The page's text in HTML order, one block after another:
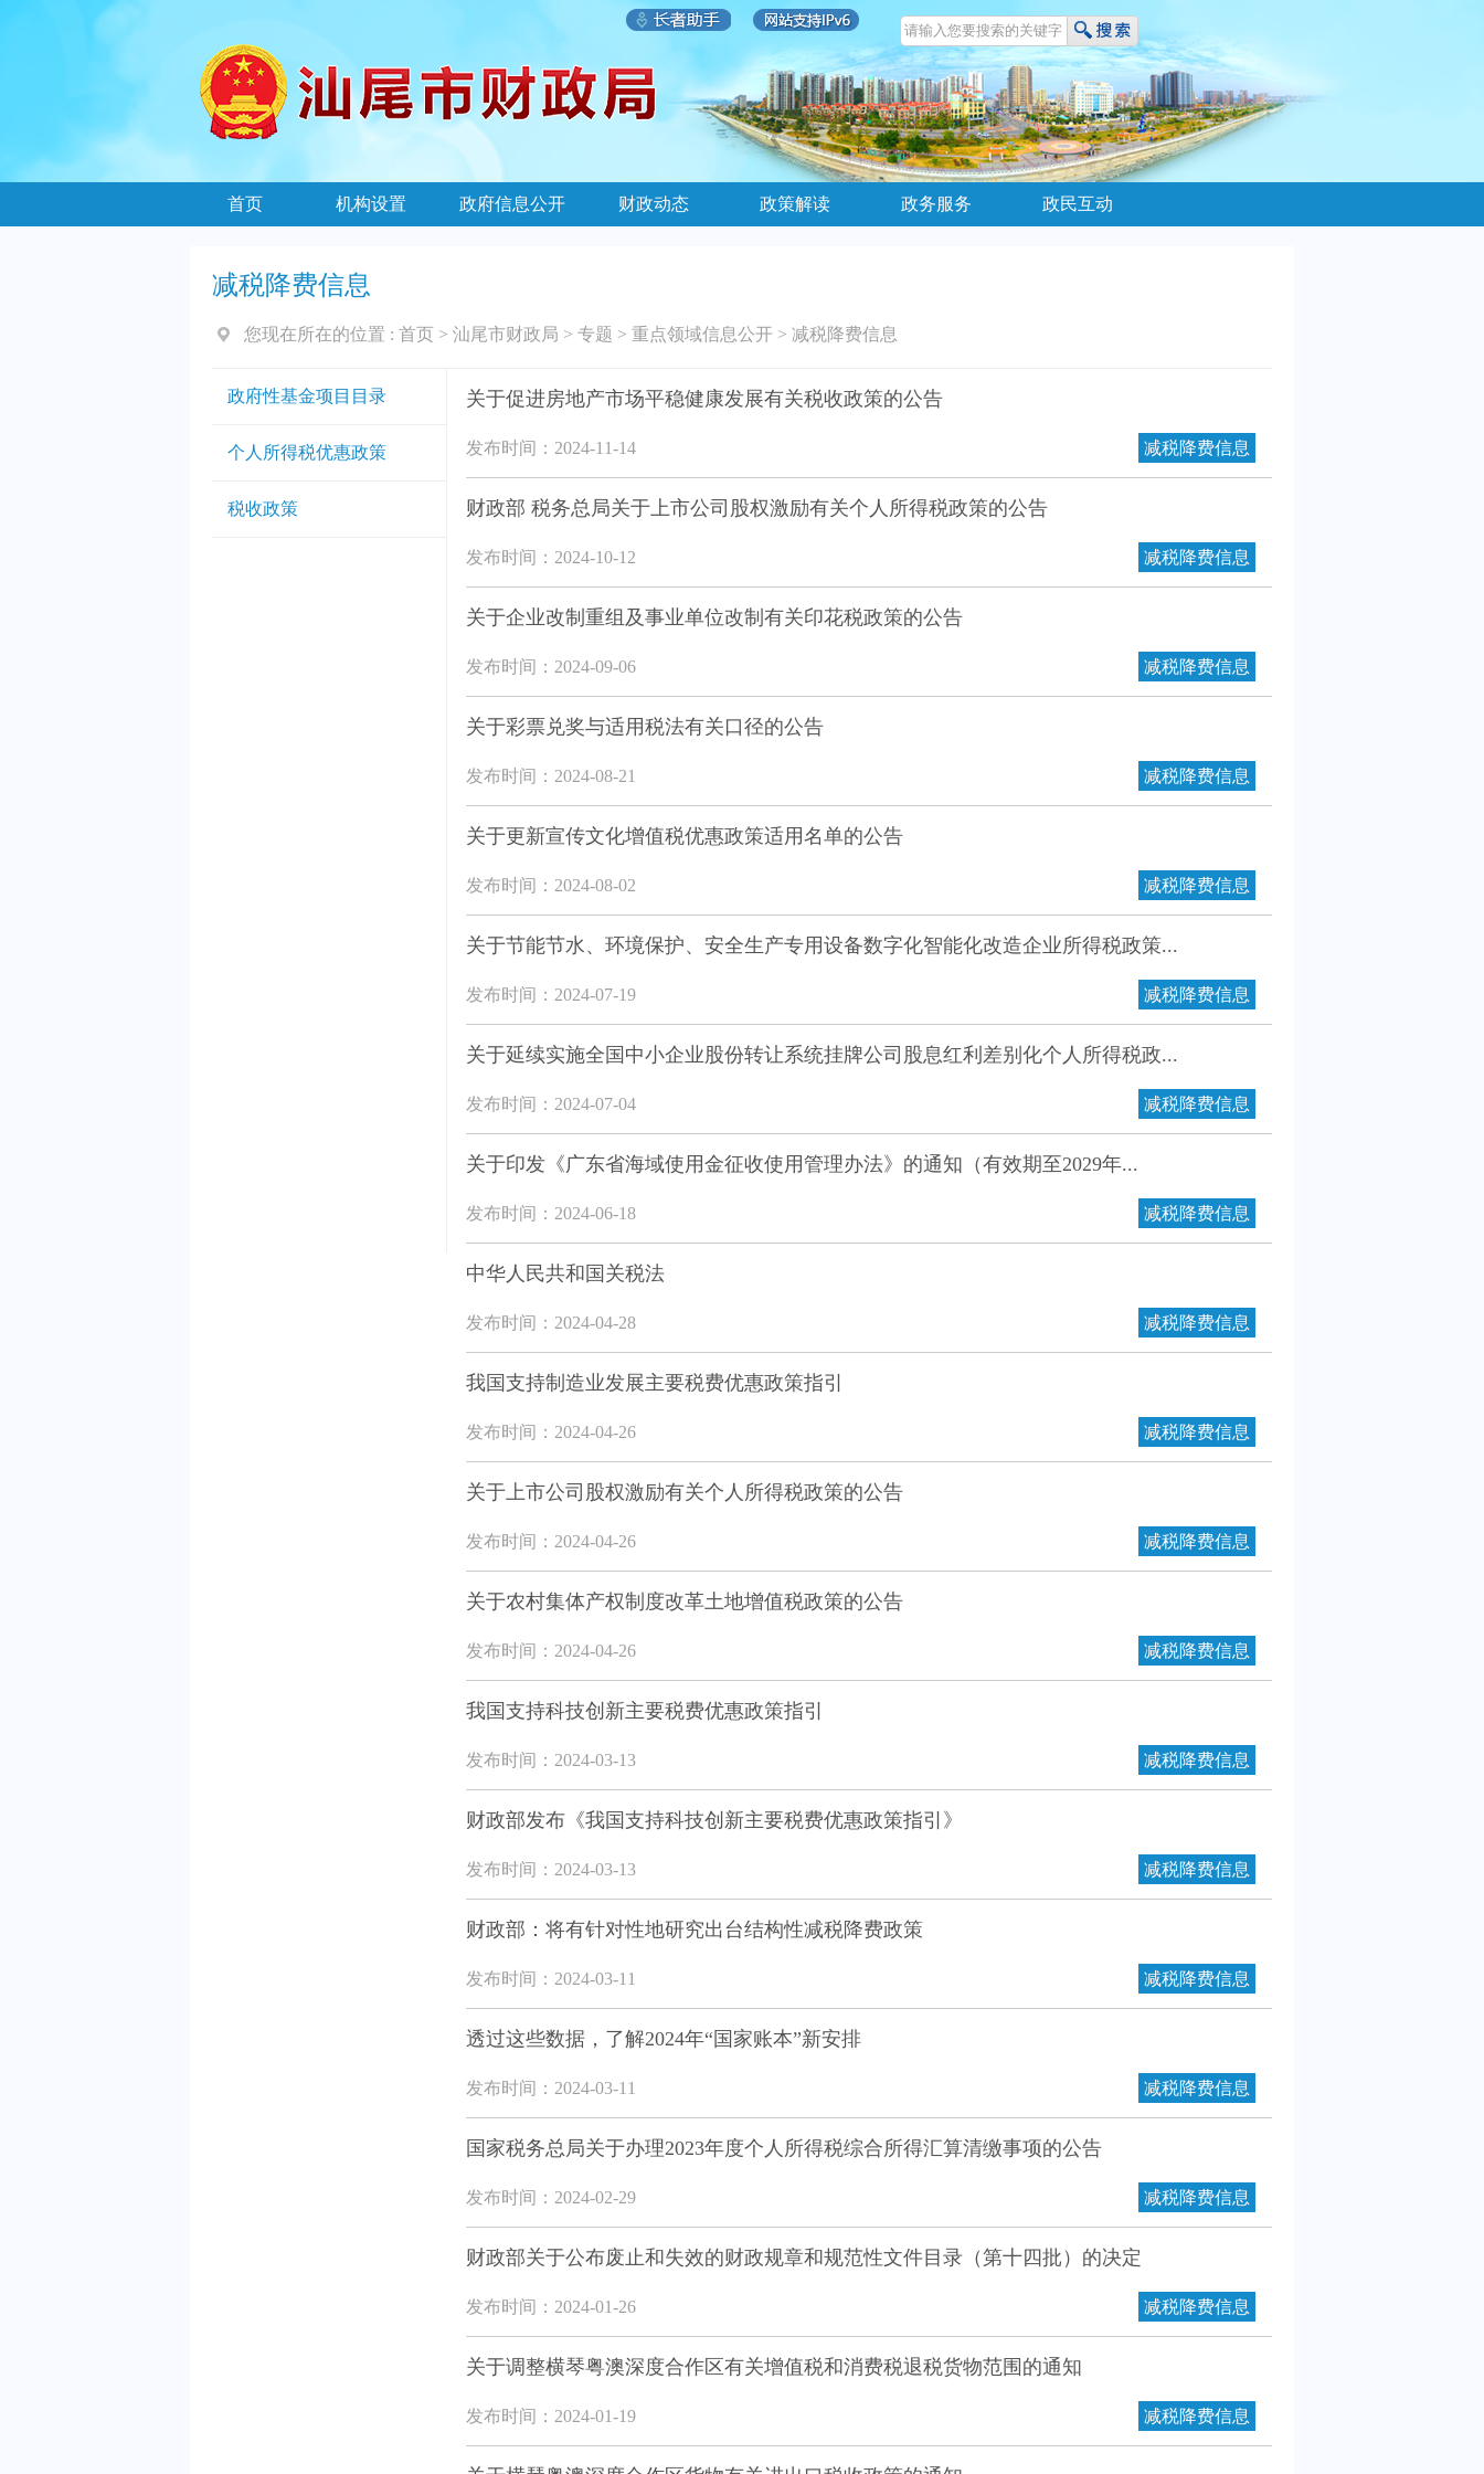
首页 机构设置 政府信息公开 财政动态 政策解读 政务服务 政民互动
减税降费信息
您现在所在的位置 : 首页 > 汕尾市财政局 > 专题 > 重点领域信息公开 > 减税降费信息
政府性基金项目目录
个人所得税优惠政策
税收政策
关于促进房地产市场平稳健康发展有关税收政策的公告
发布时间：2024-11-14 减税降费信息
财政部 税务总局关于上市公司股权激励有关个人所得税政策的公告
发布时间：2024-10-12 减税降费信息
关于企业改制重组及事业单位改制有关印花税政策的公告
发布时间：2024-09-06 减税降费信息
关于彩票兑奖与适用税法有关口径的公告
发布时间：2024-08-21 减税降费信息
关于更新宣传文化增值税优惠政策适用名单的公告
发布时间：2024-08-02 减税降费信息
关于节能节水、环境保护、安全生产专用设备数字化智能化改造企业所得税政策...
发布时间：2024-07-19 减税降费信息
关于延续实施全国中小企业股份转让系统挂牌公司股息红利差别化个人所得税政...
发布时间：2024-07-04 减税降费信息
关于印发《广东省海域使用金征收使用管理办法》的通知（有效期至2029年...
发布时间：2024-06-18 减税降费信息
中华人民共和国关税法
发布时间：2024-04-28 减税降费信息
我国支持制造业发展主要税费优惠政策指引
发布时间：2024-04-26 减税降费信息
关于上市公司股权激励有关个人所得税政策的公告
发布时间：2024-04-26 减税降费信息
关于农村集体产权制度改革土地增值税政策的公告
发布时间：2024-04-26 减税降费信息
我国支持科技创新主要税费优惠政策指引
发布时间：2024-03-13 减税降费信息
财政部发布《我国支持科技创新主要税费优惠政策指引》
发布时间：2024-03-13 减税降费信息
财政部：将有针对性地研究出台结构性减税降费政策
发布时间：2024-03-11 减税降费信息
透过这些数据，了解2024年“国家账本”新安排
发布时间：2024-03-11 减税降费信息
国家税务总局关于办理2023年度个人所得税综合所得汇算清缴事项的公告
发布时间：2024-02-29 减税降费信息
财政部关于公布废止和失效的财政规章和规范性文件目录（第十四批）的决定
发布时间：2024-01-26 减税降费信息
关于调整横琴粤澳深度合作区有关增值税和消费税退税货物范围的通知
发布时间：2024-01-19 减税降费信息